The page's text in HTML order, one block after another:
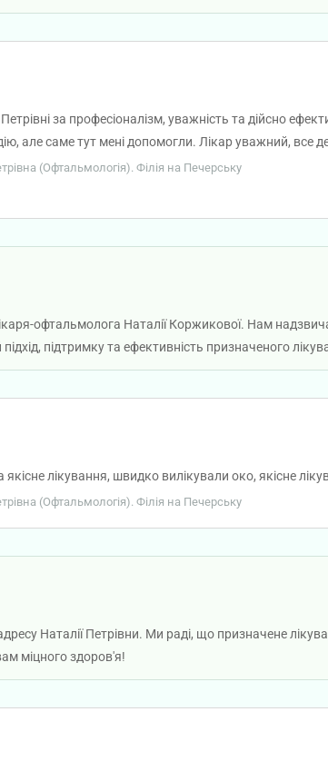
за професіоналізм, уважність та дійсно
але саме тут мені допомогли. Лікар уважний,
справжнього спеціаліста!
(Офтальмологія). Філія на Печерську
офтальмолога Наталії Коржикової. Нам
підхід, підтримку та ефективність призначеного
лікування, швидко вилікували око, якісне
(Офтальмологія). Філія на Печерську
Наталії Петрівни. Ми раді, що призначене
міцного здоров'я!